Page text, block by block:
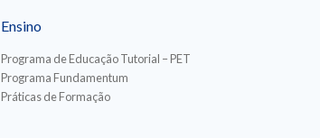
Ensino
Programa de Educação Tutorial – PET
Programa Fundamentum
Práticas de Formação